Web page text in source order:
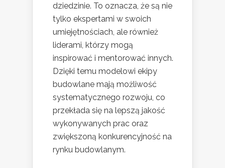
dziedzinie. To oznacza, że są nie
tylko ekspertami w swoich
umiejętnościach, ale również
liderami, którzy mogą
inspirować i mentorować innych.
Dzięki temu modelowi ekipy
budowlane mają możliwość
systematycznego rozwoju, co
przekłada się na lepszą jakość
wykonywanych prac oraz
zwiększoną konkurencyjność na
rynku budowlanym.